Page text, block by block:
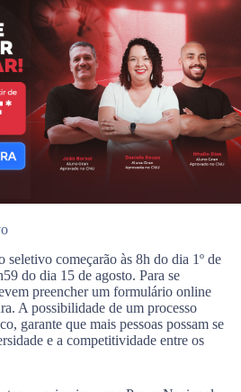
seletivo começarão às 8h do dia 1º de
do dia 15 de agosto. Para se
preencher um formulário online
A possibilidade de um processo
garante que mais pessoas possam se
e a competitividade entre os